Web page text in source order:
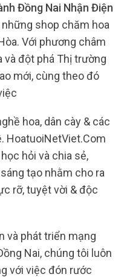
Đồng Nai Nhận Điện
shop chăm hoa
Với phương châm
và đột phá Thị trường
mới, cùng theo đó
hoa, dân cày & các
HoatuoiNetViet.Com
hỏi và chia sẻ,
tạo nhằm cho ra
rỡ, tuyệt vời & độc
và phát triển mạng
Nai, chúng tôi luôn
với việc đón rước